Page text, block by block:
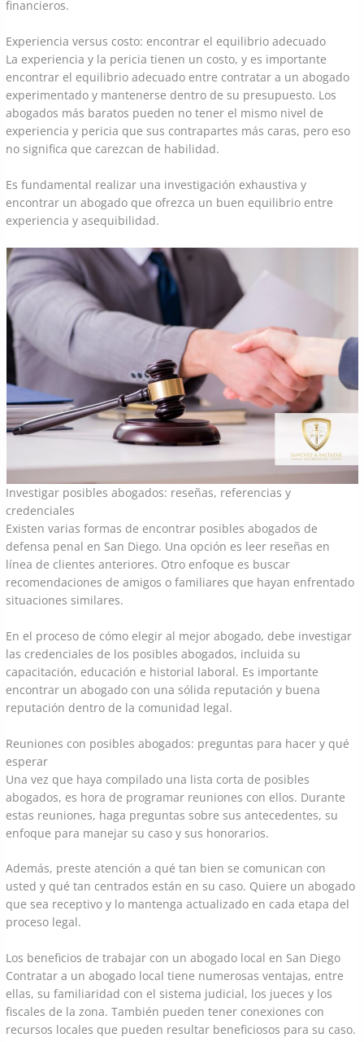
financieros.
Experiencia versus costo: encontrar el equilibrio adecuado
La experiencia y la pericia tienen un costo, y es importante
encontrar el equilibrio adecuado entre contratar a un abogado
experimentado y mantenerse dentro de su presupuesto. Los
abogados más baratos pueden no tener el mismo nivel de
experiencia y pericia que sus contrapartes más caras, pero eso
no significa que carezcan de habilidad.
Es fundamental realizar una investigación exhaustiva y
encontrar un abogado que ofrezca un buen equilibrio entre
experiencia y asequibilidad.
Investigar posibles abogados: reseñas, referencias y
credenciales
Existen varias formas de encontrar posibles abogados de
defensa penal en San Diego. Una opción es leer reseñas en
línea de clientes anteriores. Otro enfoque es buscar
recomendaciones de amigos o familiares que hayan enfrentado
situaciones similares.
En el proceso de cómo elegir al mejor abogado, debe investigar
las credenciales de los posibles abogados, incluida su
capacitación, educación e historial laboral. Es importante
encontrar un abogado con una sólida reputación y buena
reputación dentro de la comunidad legal.
Reuniones con posibles abogados: preguntas para hacer y qué
esperar
Una vez que haya compilado una lista corta de posibles
abogados, es hora de programar reuniones con ellos. Durante
estas reuniones, haga preguntas sobre sus antecedentes, su
enfoque para manejar su caso y sus honorarios.
Además, preste atención a qué tan bien se comunican con
usted y qué tan centrados están en su caso. Quiere un abogado
que sea receptivo y lo mantenga actualizado en cada etapa del
proceso legal.
Los beneficios de trabajar con un abogado local en San Diego
Contratar a un abogado local tiene numerosas ventajas, entre
ellas, su familiaridad con el sistema judicial, los jueces y los
fiscales de la zona. También pueden tener conexiones con
recursos locales que pueden resultar beneficiosos para su caso.